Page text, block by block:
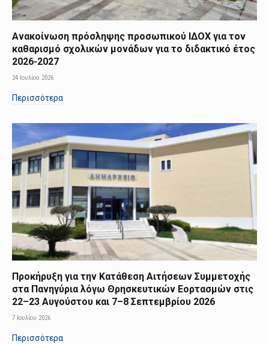
Ανακοίνωση πρόσληψης προσωπικού ΙΔΟΧ για τον
καθαρισμό σχολικών μονάδων για το διδακτικό έτος
2026-2027
24 Ιουλίου 2026
Περισσότερα
Προκήρυξη για την Κατάθεση Αιτήσεων Συμμετοχής
στα Πανηγύρια λόγω Θρησκευτικών Εορτασμών στις
22–23 Αυγούστου και 7–8 Σεπτεμβρίου 2026
7 Ιουλίου 2026
Περισσότερα